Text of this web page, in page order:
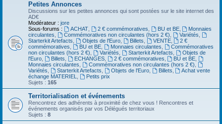
Petites Annonces
Discussions sur les petites annonces qui sont postées sur le site internet des
AD€
Modérateur : jore
Sous-forums :
ACHAT, 2 € commémoratives BU et BE,
Monnaies
circulantes
Commémoratives non circulantes (hors 2 €) Variétés
Starterkit Artefacts
Objets de l'Euro, Billets VENTE,
2 €
commémoratives
BU et BE, Monnaies circulantes
Commémoratives
non circulantes (hors 2 €)
Variétés Starterkit Artefacts
Objets de
l'Euro
Billets ECHANGES, 2 € commémoratives BU et BE
Monnaies circulantes
Commémoratives non circulantes (hors 2 €)
Variétés
Starterkit Artefacts Objets de l'Euro, Billets
Achat vente
échange MATERIEL
Petits prix
Sujets : 165
Territorialisation et événements
Rencontrez des adhérents à proximité de chez vous ! Rencontres et
événements organisés par vos Délégués territoriaux
Sujets : 8